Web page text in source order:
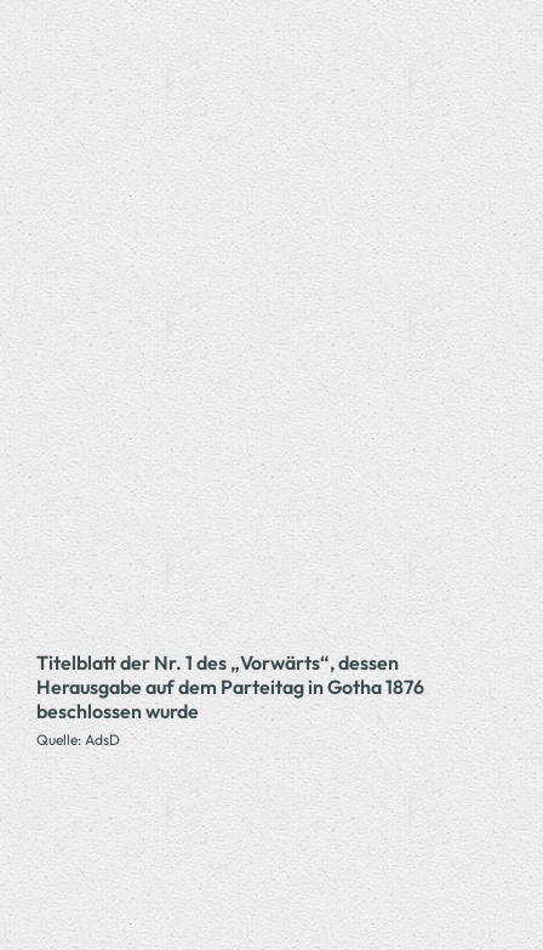
Titelblatt der Nr. 1 des „Vorwärts“, dessen
Herausgabe auf dem Parteitag in Gotha 1876
beschlossen wurde
Quelle: AdsD